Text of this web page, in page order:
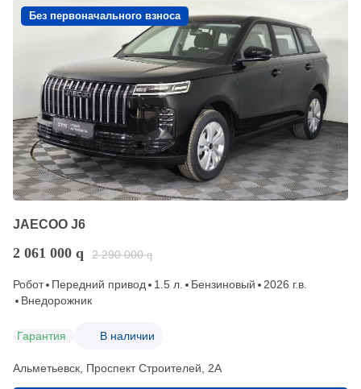
Без первоначального взноса
JAECOO J6
2 061 000 q 2 290 000 q
Робот Передний привод 1.5 л. Бензиновый
2026 г.в.
Внедорожник
Гарантия В наличии
Альметьевск, Проспект Строителей, 2А